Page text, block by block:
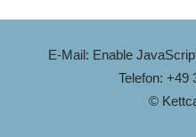
E-Mail: Enable
Telefon: +49
©